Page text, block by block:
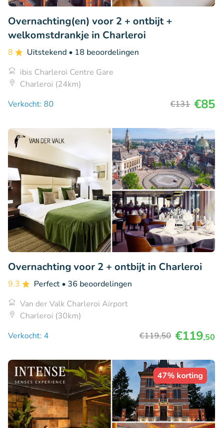
Overnachting(en) voor 2 + ontbijt +
welkomstdrankje in Charleroi
8 Uitstekend • 18 beoordelingen
ibis Charleroi Centre Gare
Charleroi (24km)
Verkocht: 80
€131 €85
Overnachting voor 2 + ontbijt in Charleroi
9.3 Perfect • 36 beoordelingen
Van der Valk Charleroi Airport
Charleroi (30km)
Verkocht: 4
€119,50 €119,50
47% korting